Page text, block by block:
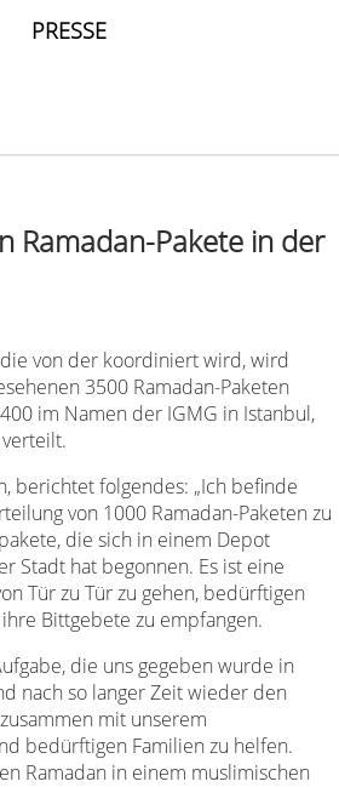
PRESSE
Ramadan-Pakete in der
von der koordiniert wird,wird
3500 Ramadan-Paketen
im Namen der IGMG in Istanbul,
berichtet folgendes: „Ich befinde
von 1000 Ramadan-Paketen zu
die sich in einem Depot
Stadt hat begonnen. Es ist eine
Tür zu Tür zu gehen, bedürftigen
Bittgebete zu empfangen.
die uns gegeben wurde in
nach so langer Zeit wieder den
mit unserem
bedürftigen Familien zu helfen.
Ramadan in einem muslimischen